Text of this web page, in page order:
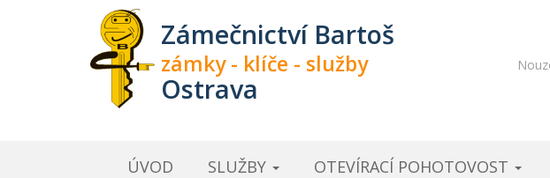
Zámečnictví Bartoš
zámky - klíče - služby
Ostrava
ÚVOD SLUŽBY OTEVÍRACÍ POHOTOVOST